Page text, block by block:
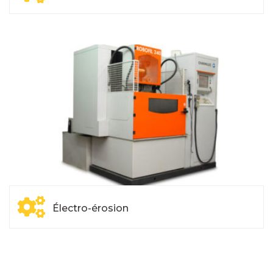
Électro-érosion